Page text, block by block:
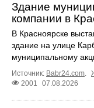
Здание
компании в
В Красноярске
здание на улице
муниципальному
Источник: Babr24.com.
2001
07.08.2026